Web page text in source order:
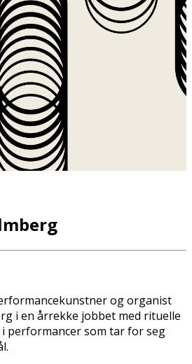
og organist
i en årrekke jobbet med rituelle
performancer som tar for seg